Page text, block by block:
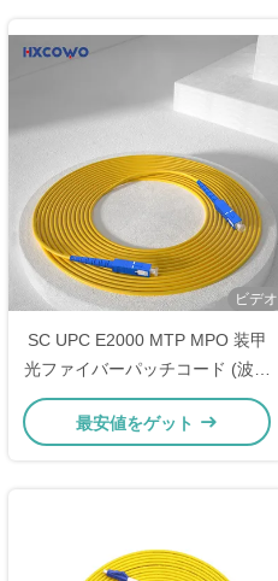
ビデオ
SC UPC E2000 MTP MPO 装甲
光ファイバーパッチコード (波長
850nm/1310nm/1550nm 用)
最安値をゲット